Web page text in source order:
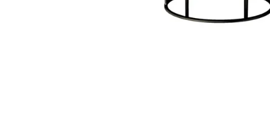
ИЗДЕЛИЯ ДЛЯ КОМФОРТА